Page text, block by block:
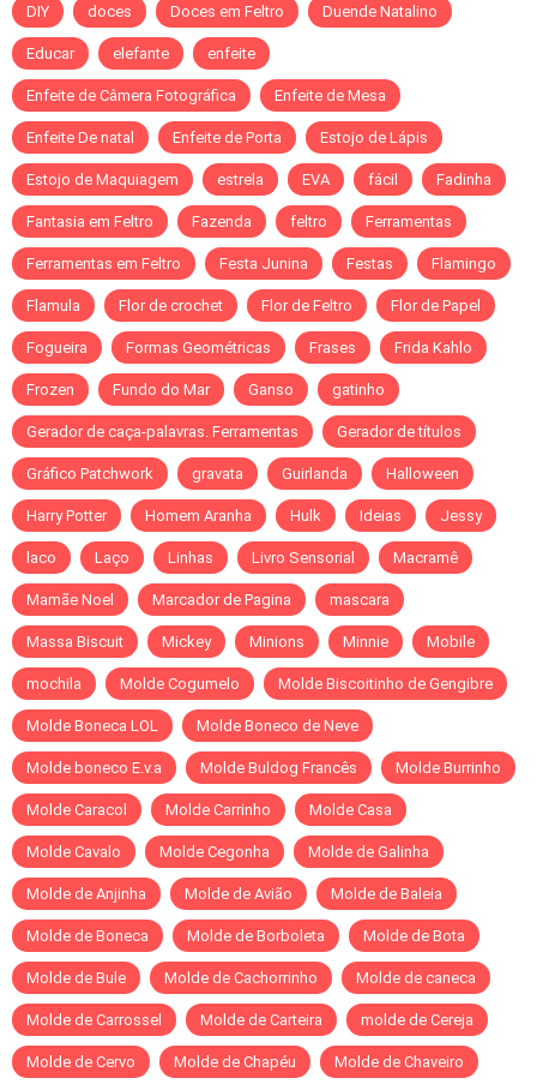
DIY doces Doces em Feltro Duende Natalino
Educar elefante enfeite
Enfeite de Câmera Fotográfica Enfeite de Mesa
Enfeite De natal Enfeite de Porta Estojo de Lápis
Estojo de Maquiagem estrela EVA fácil Fadinha
Fantasia em Feltro Fazenda feltro Ferramentas
Ferramentas em Feltro Festa Junina Festas Flamingo
Flamula Flor de crochet Flor de Feltro Flor de Papel
Fogueira Formas Geométricas Frases Frida Kahlo
Frozen Fundo do Mar Ganso gatinho
Gerador de caça-palavras. Ferramentas Gerador de títulos
Gráfico Patchwork gravata Guirlanda Halloween
Harry Potter Homem Aranha Hulk Ideias Jessy
laco Laço Linhas Livro Sensorial Macramê
Mamãe Noel Marcador de Pagina mascara
Massa Biscuit Mickey Minions Minnie Mobile
mochila Molde Cogumelo Molde Biscoitinho de Gengibre
Molde Boneca LOL Molde Boneco de Neve
Molde boneco E.v.a Molde Buldog Francês Molde Burrinho
Molde Caracol Molde Carrinho Molde Casa
Molde Cavalo Molde Cegonha Molde de Galinha
Molde de Anjinha Molde de Avião Molde de Baleia
Molde de Boneca Molde de Borboleta Molde de Bota
Molde de Bule Molde de Cachorrinho Molde de caneca
Molde de Carrossel Molde de Carteira molde de Cereja
Molde de Cervo Molde de Chapéu Molde de Chaveiro